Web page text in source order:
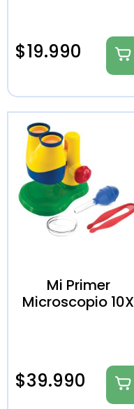
$19.990
Mi Primer
Microscopio 10X
$39.990